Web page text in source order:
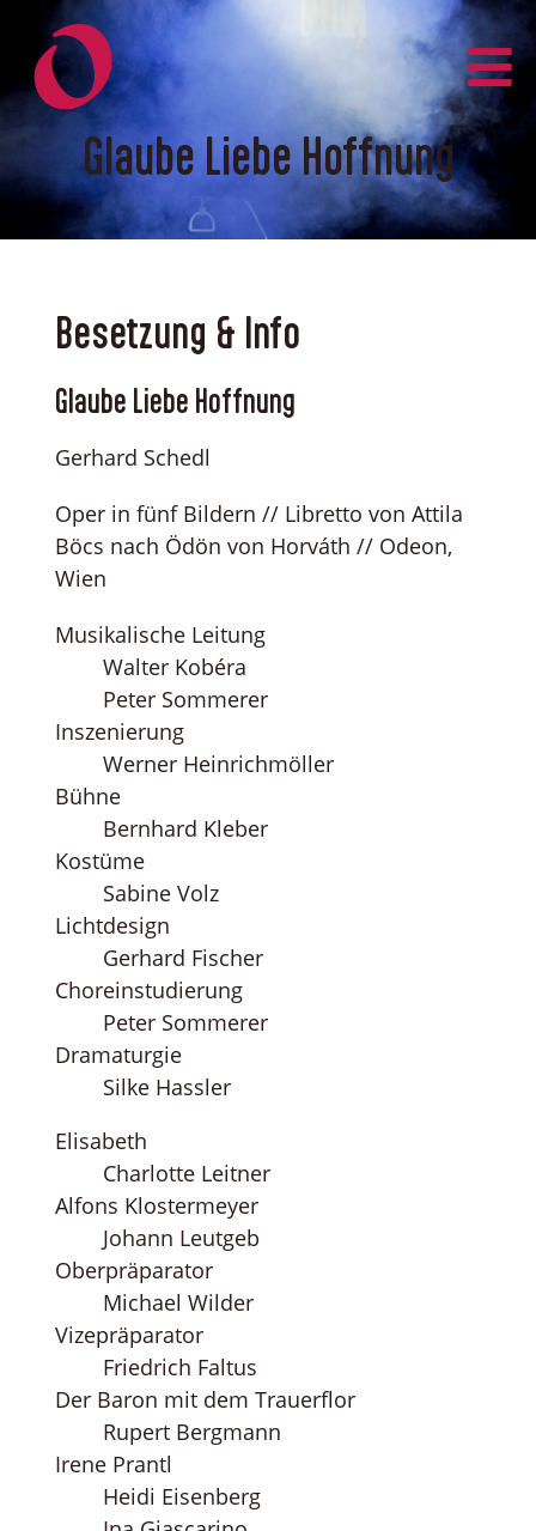
Inhalt
springen
Glaube Liebe Hoffnung
Besetzung & Info
Glaube Liebe Hoffnung
Gerhard Schedl
Oper in fünf Bildern // Libretto von Attila
Böcs nach Ödön von Horváth // Odeon,
Wien
Musikalische Leitung
Walter Kobéra
Peter Sommerer
Inszenierung
Werner Heinrichmöller
Bühne
Bernhard Kleber
Kostüme
Sabine Volz
Lichtdesign
Gerhard Fischer
Choreinstudierung
Peter Sommerer
Dramaturgie
Silke Hassler
Elisabeth
Charlotte Leitner
Alfons Klostermeyer
Johann Leutgeb
Oberpräparator
Michael Wilder
Vizepräparator
Friedrich Faltus
Der Baron mit dem Trauerflor
Rupert Bergmann
Irene Prantl
Heidi Eisenberg